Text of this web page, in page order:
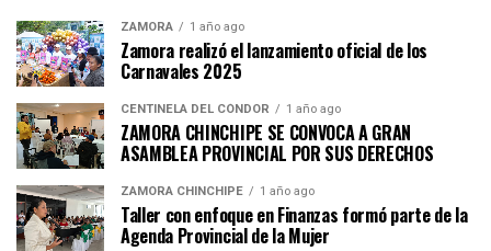
ZAMORA 1 año ago
Zamora realizó el lanzamiento oficial de los
Carnavales 2025
CENTINELA DEL CÓNDOR 1 año ago
ZAMORA CHINCHIPE SE CONVOCA A GRAN
ASAMBLEA PROVINCIAL POR SUS DERECHOS
ZAMORA CHINCHIPE 1 año ago
Taller con enfoque en Finanzas formó parte de la
Agenda Provincial de la Mujer